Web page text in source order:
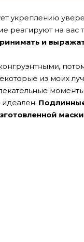
укреплению
реагируют на вас
и
из моих